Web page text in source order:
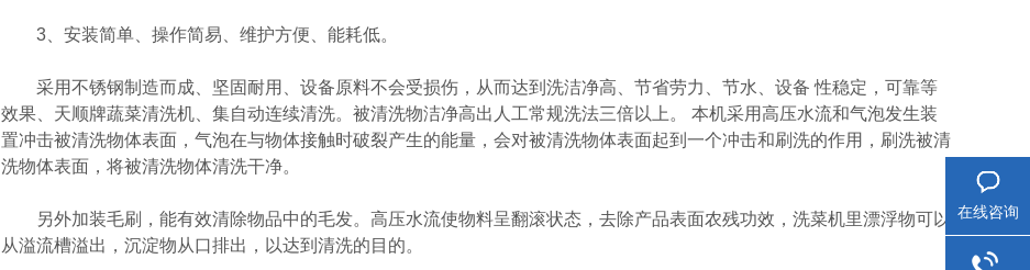
3、安装简单、操作简易、维护方便、能耗低。
采用不锈钢制造而成、坚固耐用、设备原料不会受损伤，从而达到洗洁净高、节省劳力、节水、设备 性稳定，可靠等
效果、天顺牌蔬菜清洗机、集自动连续清洗。被清洗物洁净高出人工常规洗法三倍以上。 本机采用高压水流和气泡发生装
置冲击被清洗物体表面，气泡在与物体接触时破裂产生的能量，会对被清洗物体表面起到一个冲击和刷洗的作用，刷洗被清
洗物体表面，将被清洗物体清洗干净。
另外加装毛刷，能有效清除物品中的毛发。高压水流使物料呈翻滚状态，去除产品表面农残功效，洗菜机里漂浮物可以
从溢流槽溢出，沉淀物从口排出，以达到清洗的目的。
在线咨询